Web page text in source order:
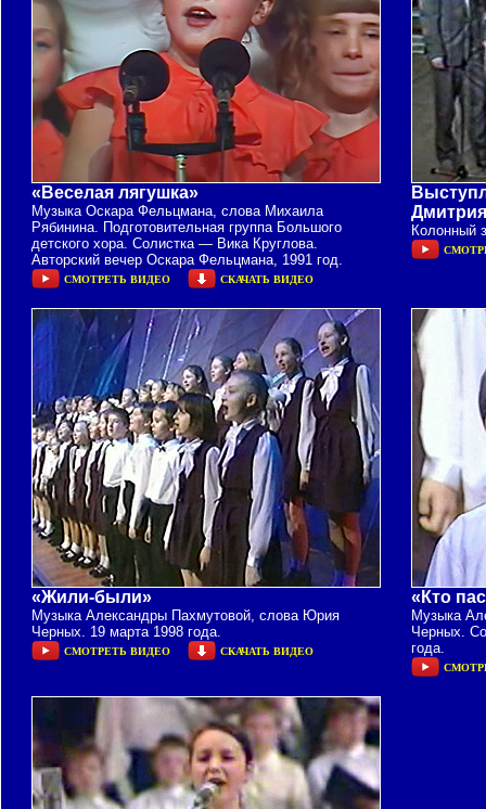
«Веселая лягушка»
Музыка Оскара Фельцмана, слова Михаила
Рябинина. Подготовительная группа Большого
детского хора. Солистка — Вика Круглова.
Авторский вечер Оскара Фельцмана, 1991 год.
СМОТРЕТЬ ВИДЕО СКАЧАТЬ ВИДЕО
Колонный
«Жили-были»
Музыка Александры Пахмутовой, слова Юрия
Черных. 19 марта 1998 года.
СМОТРЕТЬ ВИДЕО СКАЧАТЬ ВИДЕО
«Кто
Музыка
Черных.
года.